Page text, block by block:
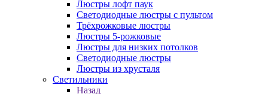
Люстры лофт паук
Светодиодные люстры с пультом
Трёхрожковые люстры
Люстры 5-рожковые
Люстры для низких потолков
Cветодиодные люстры
Люстры из хрусталя
Светильники
Назад